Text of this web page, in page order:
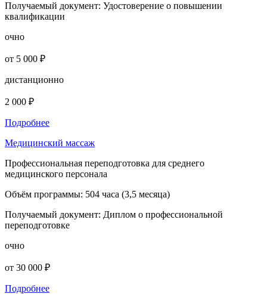
Получаемый документ: Удостоверение о повышении
квалификации
очно
от 5 000 ₽
дистанционно
2 000 ₽
Подробнее
Медицинский массаж
Профессиональная переподготовка для среднего
медицинского персонала
Объём программы: 504 часа (3,5 месяца)
Получаемый документ: Диплом о профессиональной
переподготовке
очно
от 30 000 ₽
Подробнее